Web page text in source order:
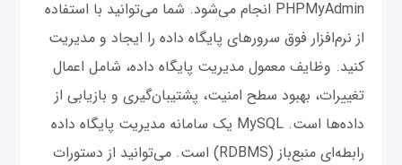
PHPMyAdmin انجام می‌شود. شما می‌توانید با استفاده
از نرم‌افزار فوق سرورهای پایگاه داده را ایجاد و مدیریت
کنید. وظایف معمول مدیریت پایگاه داده، شامل اعمال
تغییرات، بهبود سطح امنیت، پشتیبان‌گیری و بازیابی از
داده‌ها است. MySQL یک سامانه مدیریت پایگاه داده
رابطه‌ای منبع‌باز (RDBMS) است. می‌توانید از دستورات